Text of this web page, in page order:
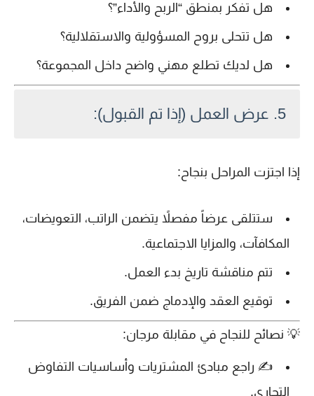
هل تفكر بمنطق “الربح والأداء”؟
هل تتحلى بروح المسؤولية والاستقلالية؟
هل لديك تطلع مهني واضح داخل المجموعة؟
5. عرض العمل (إذا تم القبول):
إذا اجتزت المراحل بنجاح:
ستتلقى عرضاً مفصلاً يتضمن الراتب، التعويضات،
المكافآت، والمزايا الاجتماعية.
تتم مناقشة تاريخ بدء العمل.
توقيع العقد والإدماج ضمن الفريق.
💡 نصائح للنجاح في مقابلة مرجان:
✍️ راجع مبادئ المشتريات وأساسيات التفاوض
التجاري.